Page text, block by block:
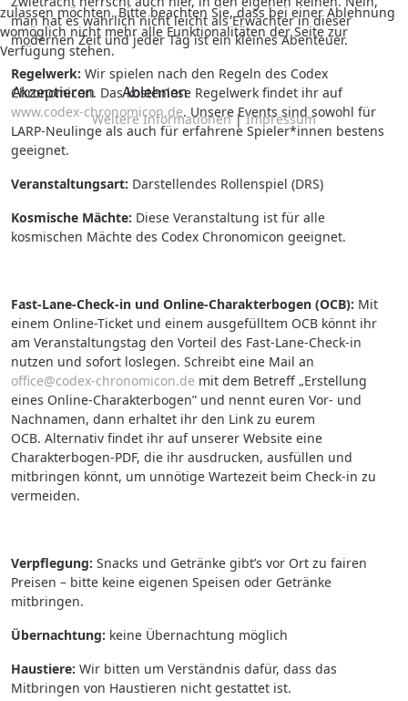
man hat es wahrlich nicht leicht als Erwachter in dieser
modernen Zeit und jeder Tag ist ein kleines Abenteuer.
Regelwerk: Wir spielen nach den Regeln des Codex
Chronomicon. Das kostenlose Regelwerk findet ihr auf
www.codex-chronomicon.de. Unsere Events sind sowohl für
LARP-Neulinge als auch für erfahrene Spieler*innen bestens
geeignet.
Veranstaltungsart: Darstellendes Rollenspiel (DRS)
Kosmische Mächte: Diese Veranstaltung ist für alle
kosmischen Mächte des Codex Chronomicon geeignet.
Fast-Lane-Check-in und Online-Charakterbogen (OCB): Mit
einem Online-Ticket und einem ausgefülltem OCB könnt ihr
am Veranstaltungstag den Vorteil des Fast-Lane-Check-in
nutzen und sofort loslegen. Schreibt eine Mail an
office@codex-chronomicon.de mit dem Betreff „Erstellung
eines Online-Charakterbogen” und nennt euren Vor- und
Nachnamen, dann erhaltet ihr den Link zu eurem
OCB. Alternativ findet ihr auf unserer Website eine
Charakterbogen-PDF, die ihr ausdrucken, ausfüllen und
mitbringen könnt, um unnötige Wartezeit beim Check-in zu
vermeiden.
Verpflegung: Snacks und Getränke gibt’s vor Ort zu fairen
Preisen – bitte keine eigenen Speisen oder Getränke
mitbringen.
Übernachtung: keine Übernachtung möglich
Haustiere: Wir bitten um Verständnis dafür, dass das
Mitbringen von Haustieren nicht gestattet ist.
zulassen möchten. Bitte beachten Sie, dass bei einer Ablehnung
womöglich nicht mehr alle Funktionalitäten der Seite zur
Verfügung stehen.
Akzeptieren Ablehnen
Weitere Informationen|Impressum